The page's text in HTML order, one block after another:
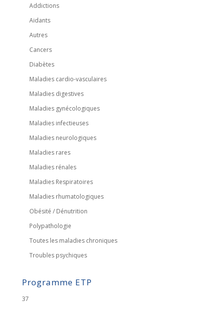
Addictions
Aidants
Autres
Cancers
Diabètes
Maladies cardio-vasculaires
Maladies digestives
Maladies gynécologiques
Maladies infectieuses
Maladies neurologiques
Maladies rares
Maladies rénales
Maladies Respiratoires
Maladies rhumatologiques
Obésité / Dénutrition
Polypathologie
Toutes les maladies chroniques
Troubles psychiques
Programme ETP
37